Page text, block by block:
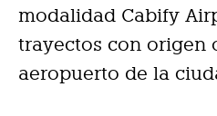
modalidad Cabify
trayectos con origen
aeropuerto de la